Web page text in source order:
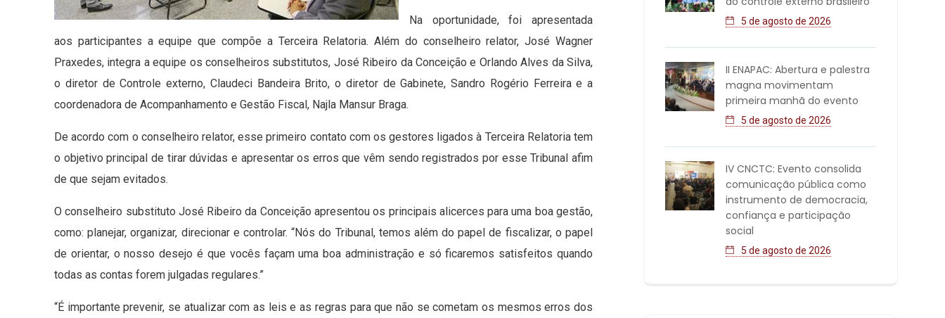
Na oportunidade, foi apresentada
aos participantes a equipe que compõe a Terceira Relatoria. Além do conselheiro relator, José Wagner
Praxedes, integra a equipe os conselheiros substitutos, José Ribeiro da Conceição e Orlando Alves da Silva,
o diretor de Controle externo, Claudeci Bandeira Brito, o diretor de Gabinete, Sandro Rogério Ferreira e a
coordenadora de Acompanhamento e Gestão Fiscal, Najla Mansur Braga.
De acordo com o conselheiro relator, esse primeiro contato com os gestores ligados à Terceira Relatoria tem
o objetivo principal de tirar dúvidas e apresentar os erros que vêm sendo registrados por esse Tribunal afim
de que sejam evitados.
O conselheiro substituto José Ribeiro da Conceição apresentou os principais alicerces para uma boa gestão,
como: planejar, organizar, direcionar e controlar. “Nós do Tribunal, temos além do papel de fiscalizar, o papel
de orientar, o nosso desejo é que vocês façam uma boa administração e só ficaremos satisfeitos quando
todas as contas forem julgadas regulares.”
“É importante prevenir, se atualizar com as leis e as regras para que não se cometam os mesmos erros dos
5 de agosto de 2026
II ENAPAC: Abertura e palestra
magna movimentam
primeira manhã do evento
5 de agosto de 2026
IV CNCTC: Evento consolida
comunicação pública como
instrumento de democracia,
confiança e participação
social
5 de agosto de 2026